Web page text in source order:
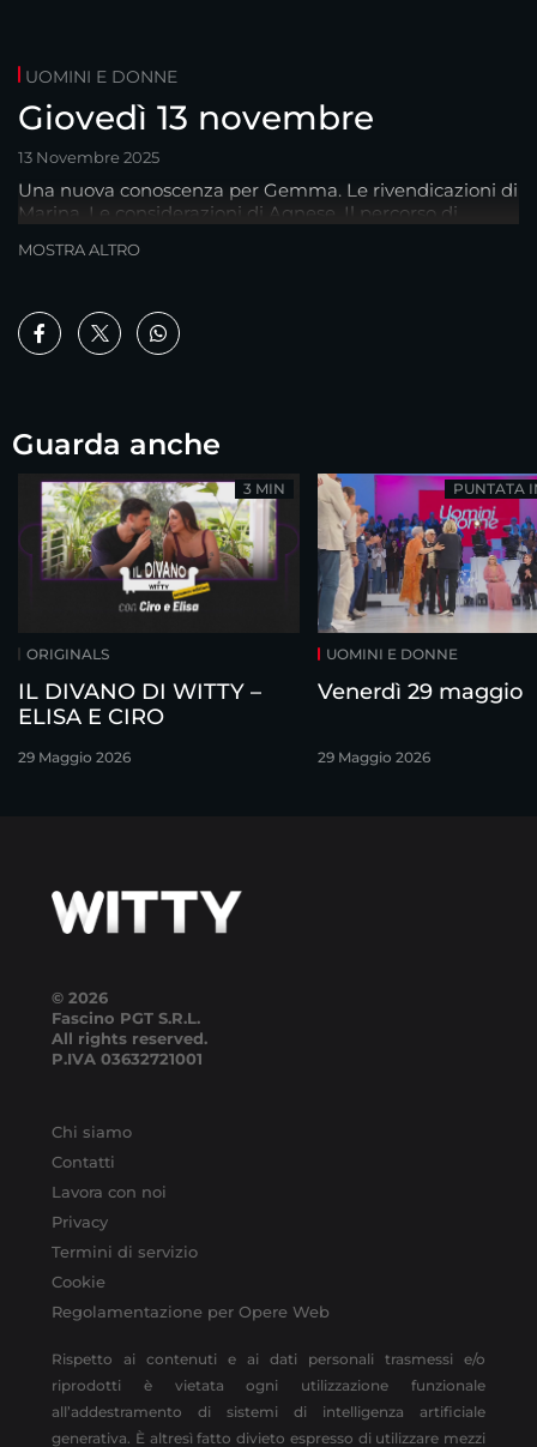
UOMINI E DONNE
Giovedì 13 novembre
13 Novembre 2025
Una nuova conoscenza per Gemma. Le rivendicazioni di
Marina. Le considerazioni di Agnese. Il percorso di
MOSTRA ALTRO
Guarda anche
ORIGINALS
IL DIVANO DI WITTY –
ELISA E CIRO
29 Maggio 2026
3 MIN
UOMINI E DONNE
Venerdì 29 maggio
29 Maggio 2026
PUNTATA
© 2026
Fascino PGT S.R.L.
All rights reserved.
P.IVA 03632721001
Chi siamo
Contatti
Lavora con noi
Privacy
Termini di servizio
Cookie
Regolamentazione per Opere Web
Rispetto ai contenuti e ai dati personali trasmessi e/o
riprodotti è vietata ogni utilizzazione funzionale
all’addestramento di sistemi di intelligenza artificiale
generativa. È altresì fatto divieto espresso di utilizzare mezzi